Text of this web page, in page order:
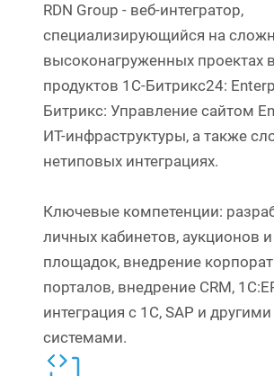
RDN Group - веб-интегратор,
специализирующийся на
высоконагруженных проектах
продуктов 1С-Битрикс24:
Битрикс: Управление сайтом
ИТ-инфраструктуры, а также
нетиповых интеграциях.
Ключевые компетенции:
личных кабинетов, аукционов
площадок, внедрение
порталов, внедрение CRM,
интеграция с 1С, SAP и другими
системами.